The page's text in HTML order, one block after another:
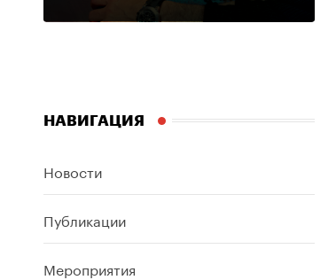
НАВИГАЦИЯ
Новости
Публикации
Мероприятия